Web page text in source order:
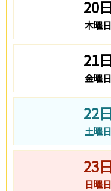
20日
木曜日
21日
金曜日
22日
土曜日
23日
日曜日